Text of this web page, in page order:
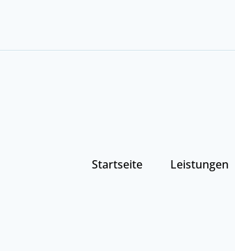
Startseite Leistungen